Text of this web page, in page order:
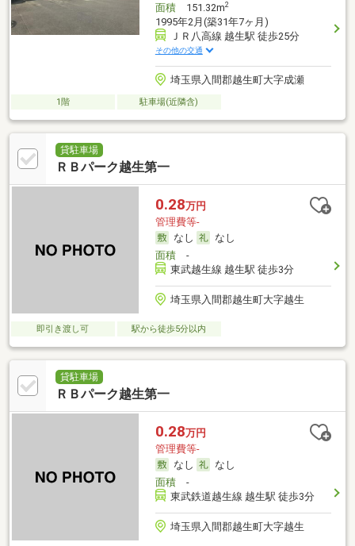
面積151.32m2
1995年2月(築31年7ヶ月)
ＪＲ八高線 越生駅 徒歩25分
その他の交通
埼玉県入間郡越生町大字成瀬
1階 駐車場(近隣含)
貸駐車場
ＲＢパーク越生第一
0.28万円
管理費等-
なし
なし
面積-
東武越生線 越生駅 徒歩3分
埼玉県入間郡越生町大字越生
即引き渡し可 駅から徒歩5分以内
貸駐車場
ＲＢパーク越生第一
0.28万円
管理費等-
なし
なし
面積-
東武鉄道越生線 越生駅 徒歩3分
埼玉県入間郡越生町大字越生